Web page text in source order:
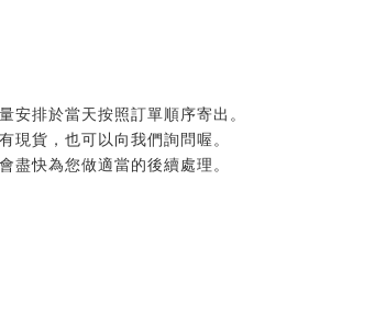
安排於當天按照訂單順序寄出。
現貨，也可以向我們詢問喔。
盡快為您做適當的後續處理。